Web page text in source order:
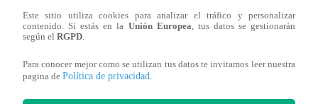
papaya, a quien llamó de cariño “Lapa”
“Tengo mi novia. Se llama Laura Paredes, le digo
conductor antes de irse le dio un beso a la papaya,
Este sitio utiliza cookies para analizar el tráfico y personalizar
contenido. Si estás en la Unión Europea, tus datos se gestionarán
según el RGPD.
Para conocer mejor como se utilizan tus datos te invitamos leer nuestra
pagina de Política de privacidad.